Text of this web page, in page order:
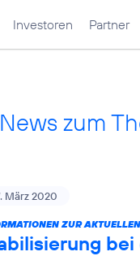
Investoren Partner
zum
März 2020
ZUR